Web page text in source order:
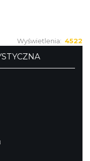
Wyświetlenia: 4522